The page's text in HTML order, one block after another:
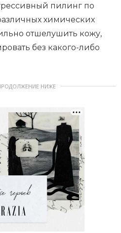
пилинг по
химических
отшелушить кожу,
без какого-либо
НИЖЕ